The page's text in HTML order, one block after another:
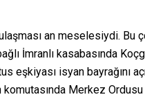
ulaşması an meselesiydi.
İmranlı kasabasında
isyan bayrağını
komutasında Merkez